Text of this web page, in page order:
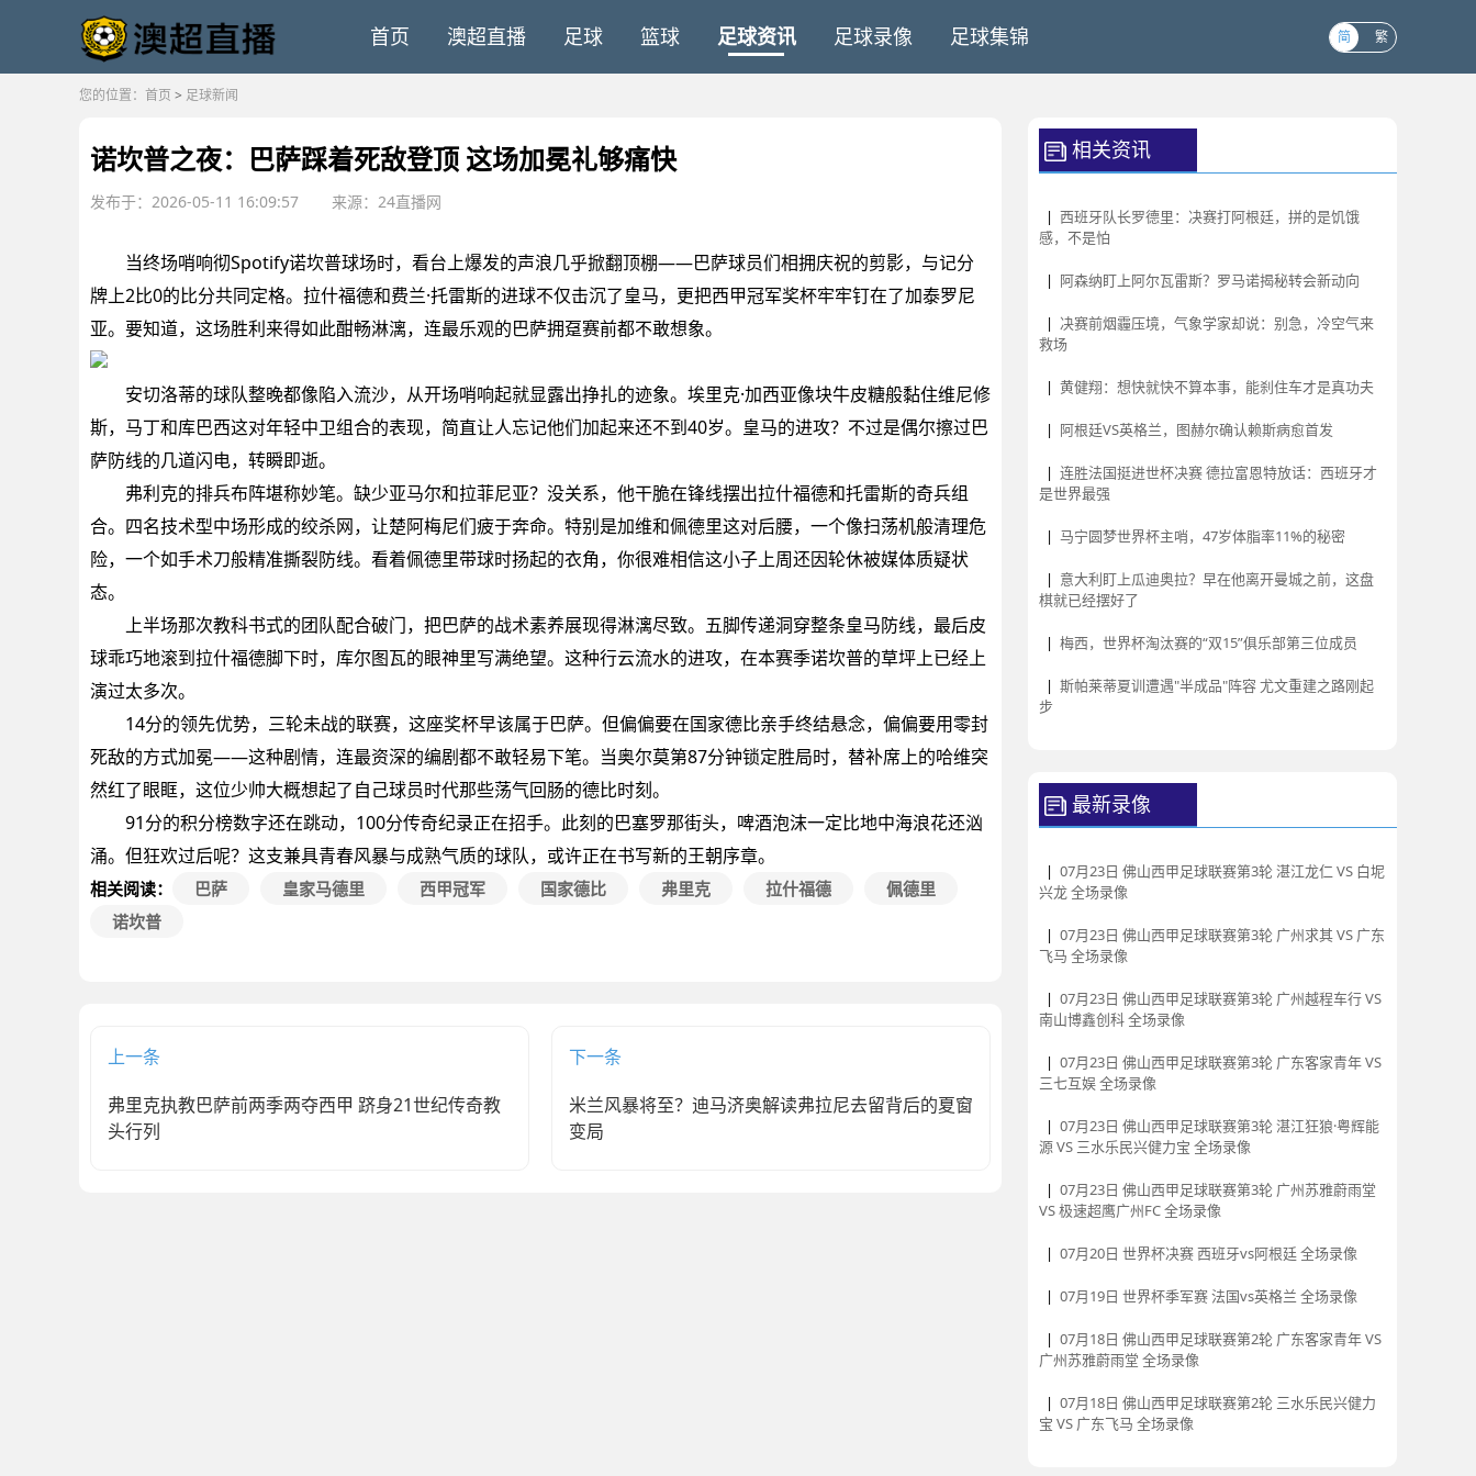
首页 澳超直播 足球 篮球 足球资讯 足球录像 足球集锦 简 繁
您的位置： 首页 > 足球新闻
诺坎普之夜：巴萨踩着死敌登顶 这场加冕礼够痛快
发布于：2026-05-11 16:09:57 来源：24直播网
当终场哨响彻Spotify诺坎普球场时，看台上爆发的声浪几乎掀翻顶棚——巴萨球员们相拥庆祝的剪影，与记分
牌上2比0的比分共同定格。拉什福德和费兰·托雷斯的进球不仅击沉了皇马，更把西甲冠军奖杯牢牢钉在了加泰罗尼
亚。要知道，这场胜利来得如此酣畅淋漓，连最乐观的巴萨拥趸赛前都不敢想象。
安切洛蒂的球队整晚都像陷入流沙，从开场哨响起就显露出挣扎的迹象。埃里克·加西亚像块牛皮糖般黏住维尼修
斯，马丁和库巴西这对年轻中卫组合的表现，简直让人忘记他们加起来还不到40岁。皇马的进攻？不过是偶尔擦过巴
萨防线的几道闪电，转瞬即逝。
弗利克的排兵布阵堪称妙笔。缺少亚马尔和拉菲尼亚？没关系，他干脆在锋线摆出拉什福德和托雷斯的奇兵组
合。四名技术型中场形成的绞杀网，让楚阿梅尼们疲于奔命。特别是加维和佩德里这对后腰，一个像扫荡机般清理危
险，一个如手术刀般精准撕裂防线。看着佩德里带球时扬起的衣角，你很难相信这小子上周还因轮休被媒体质疑状
态。
上半场那次教科书式的团队配合破门，把巴萨的战术素养展现得淋漓尽致。五脚传递洞穿整条皇马防线，最后皮
球乖巧地滚到拉什福德脚下时，库尔图瓦的眼神里写满绝望。这种行云流水的进攻，在本赛季诺坎普的草坪上已经上
演过太多次。
14分的领先优势，三轮未战的联赛，这座奖杯早该属于巴萨。但偏偏要在国家德比亲手终结悬念，偏偏要用零封
死敌的方式加冕——这种剧情，连最资深的编剧都不敢轻易下笔。当奥尔莫第87分钟锁定胜局时，替补席上的哈维突
然红了眼眶，这位少帅大概想起了自己球员时代那些荡气回肠的德比时刻。
91分的积分榜数字还在跳动，100分传奇纪录正在招手。此刻的巴塞罗那街头，啤酒泡沫一定比地中海浪花还汹
涌。但狂欢过后呢？这支兼具青春风暴与成熟气质的球队，或许正在书写新的王朝序章。
相关阅读： 巴萨 皇家马德里 西甲冠军 国家德比 弗里克 拉什福德
佩德里
诺坎普
上一条
弗里克执教巴萨前两季两夺西甲 跻身21世纪传奇教
头行列
下一条
米兰风暴将至？迪马济奥解读弗拉尼去留背后的夏窗
变局
相关资讯
| 西班牙队长罗德里：决赛打阿根廷，拼的是饥饿
感，不是怕
| 阿森纳盯上阿尔瓦雷斯？罗马诺揭秘转会新动向
| 决赛前烟霾压境，气象学家却说：别急，冷空气来
救场
| 黄健翔：想快就快不算本事，能刹住车才是真功夫
| 阿根廷VS英格兰，图赫尔确认赖斯病愈首发
| 连胜法国挺进世杯决赛 德拉富恩特放话：西班牙才
是世界最强
| 马宁圆梦世界杯主哨，47岁体脂率11%的秘密
| 意大利盯上瓜迪奥拉？早在他离开曼城之前，这盘
棋就已经摆好了
| 梅西，世界杯淘汰赛的“双15”俱乐部第三位成员
| 斯帕莱蒂夏训遭遇"半成品"阵容 尤文重建之路刚起
步
最新录像
| 07月23日 佛山西甲足球联赛第3轮 湛江龙仁 VS 白坭
兴龙 全场录像
| 07月23日 佛山西甲足球联赛第3轮 广州求其 VS 广东
飞马 全场录像
| 07月23日 佛山西甲足球联赛第3轮 广州越程车行 VS
南山博鑫创科 全场录像
| 07月23日 佛山西甲足球联赛第3轮 广东客家青年 VS
三七互娱 全场录像
| 07月23日 佛山西甲足球联赛第3轮 湛江狂狼·粤辉能
源 VS 三水乐民兴健力宝 全场录像
| 07月23日 佛山西甲足球联赛第3轮 广州苏雅蔚雨堂
VS 极速超鹰广州FC 全场录像
| 07月20日 世界杯决赛 西班牙vs阿根廷 全场录像
| 07月19日 世界杯季军赛 法国vs英格兰 全场录像
| 07月18日 佛山西甲足球联赛第2轮 广东客家青年 VS
广州苏雅蔚雨堂 全场录像
| 07月18日 佛山西甲足球联赛第2轮 三水乐民兴健力
宝 VS 广东飞马 全场录像